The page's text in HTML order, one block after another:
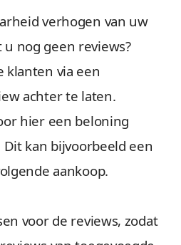
verhogen van uw
nog geen reviews?
klanten via een
achter te laten.
hier een beloning
kan bijvoorbeeld een
aankoop.
voor de reviews, zodat